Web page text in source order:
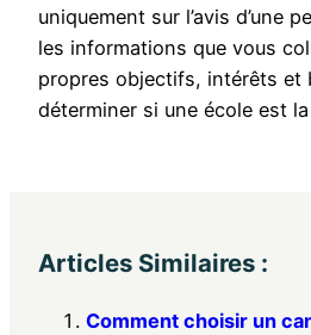
uniquement sur l’avis d’une
les informations que vous
propres objectifs, intérêts et
déterminer si une école est
Articles Similaires :
Comment choisir un